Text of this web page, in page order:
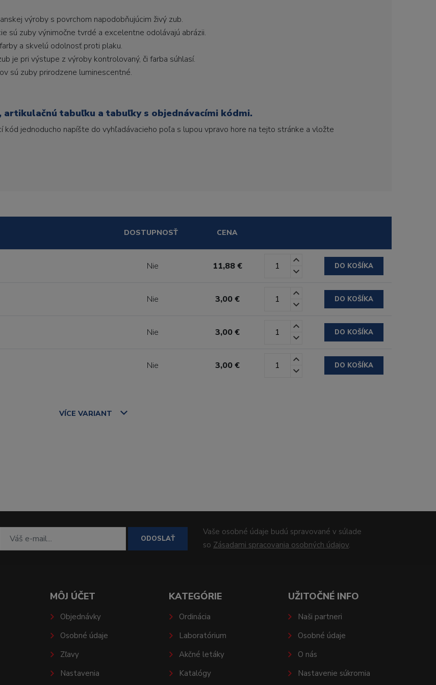
výroby s povrchom napodobňujúcim živý zub.
sú zuby výnimočne tvrdé a excelentne odolávajú abrázii.
a skvelú odolnosť proti plaku.
je pri výstupe z výroby kontrolovaný, či farba súhlasí.
sú zuby prirodzene luminescentné.
artikulačnú tabuľku a tabuľky s objednávacími kódmi.
kód jednoducho napíšte do vyhľadávacieho poľa s lupou vpravo hore na tejto stránke a vložte
DOSTUPNOSŤ CENA
Nie 11,88 € DO KOŠÍKA
Nie 3,00 € DO KOŠÍKA
Nie 3,00 € DO KOŠÍKA
Nie 3,00 € DO KOŠÍKA
VÍCE VARIANT
ODOSLAŤ
Vaše osobné údaje budú spravované v súlade
so Zásadami spracovania osobných údajov.
MÔJ ÚČET
Objednávky
Osobné údaje
Zľavy
Nastavenia
KATEGÓRIE
Ordinácia
Laboratórium
Akčné letáky
Katalógy
UŽITOČNÉ INFO
Naši partneri
Osobné údaje
O nás
Nastavenie súkromia